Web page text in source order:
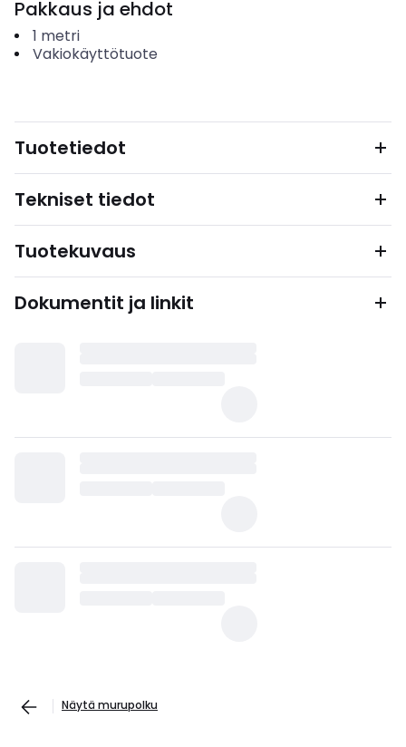
Pakkaus ja ehdot
1 metri
Vakiokäyttötuote
Tuotetiedot
Tekniset tiedot
Tuotekuvaus
Dokumentit ja linkit
Näytä murupolku